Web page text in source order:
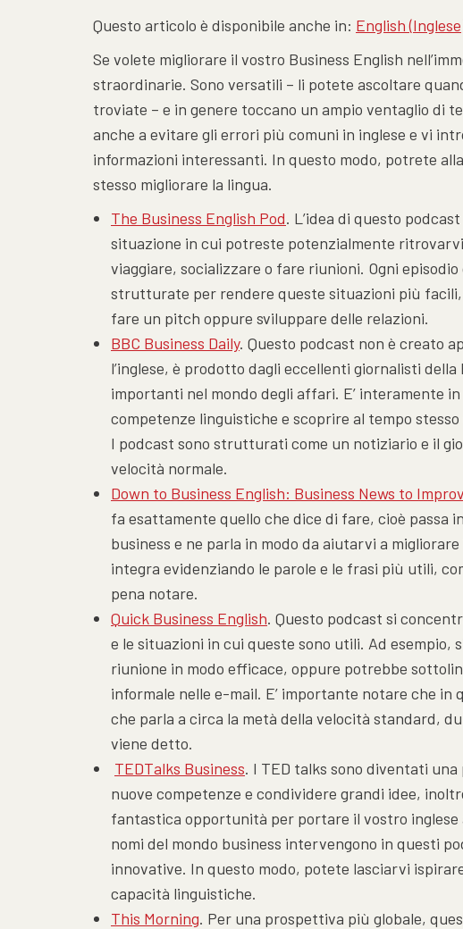
Questo articolo è disponibile anche in: English(Inglese
Se volete migliorare il vostro Business English
straordinarie. Sono versatili – li potete ascoltare
troviate – e in genere toccano un ampio ventaglio di
anche a evitare gli errori più comuni in inglese e vi
informazioni interessanti. In questo modo, potrete
stesso migliorare la lingua.
The Business English Pod. L’idea di questo
situazione in cui potreste potenzialmente
viaggiare, socializzare o fare riunioni. Ogni
strutturate per rendere queste situazioni più facili,
fare un pitch oppure sviluppare delle relazioni.
BBC Business Daily. Questo podcast non è creato
l’inglese, è prodotto dagli eccellenti giornalisti
importanti nel mondo degli affari. E’ interamente
competenze linguistiche e scoprire al tempo
I podcast sono strutturati come un notiziario e il
velocità normale.
Down to Business English: Business News to
fa esattamente quello che dice di fare, cioè passa
business e ne parla in modo da aiutarvi a
integra evidenziando le parole e le frasi più utili,
pena notare.
Quick Business English. Questo podcast si
e le situazioni in cui queste sono utili. Ad esempio,
riunione in modo efficace, oppure potrebbe
informale nelle e-mail. E’ importante notare che in
che parla a circa la metà della velocità standard,
viene detto.
TEDTalks Business. I TED talks sono diventati
nuove competenze e condividere grandi idee,
fantastica opportunità per portare il vostro
nomi del mondo business intervengono in questi
innovative. In questo modo, potete lasciarvi
capacità linguistiche.
This Morning. Per una prospettiva più globale,